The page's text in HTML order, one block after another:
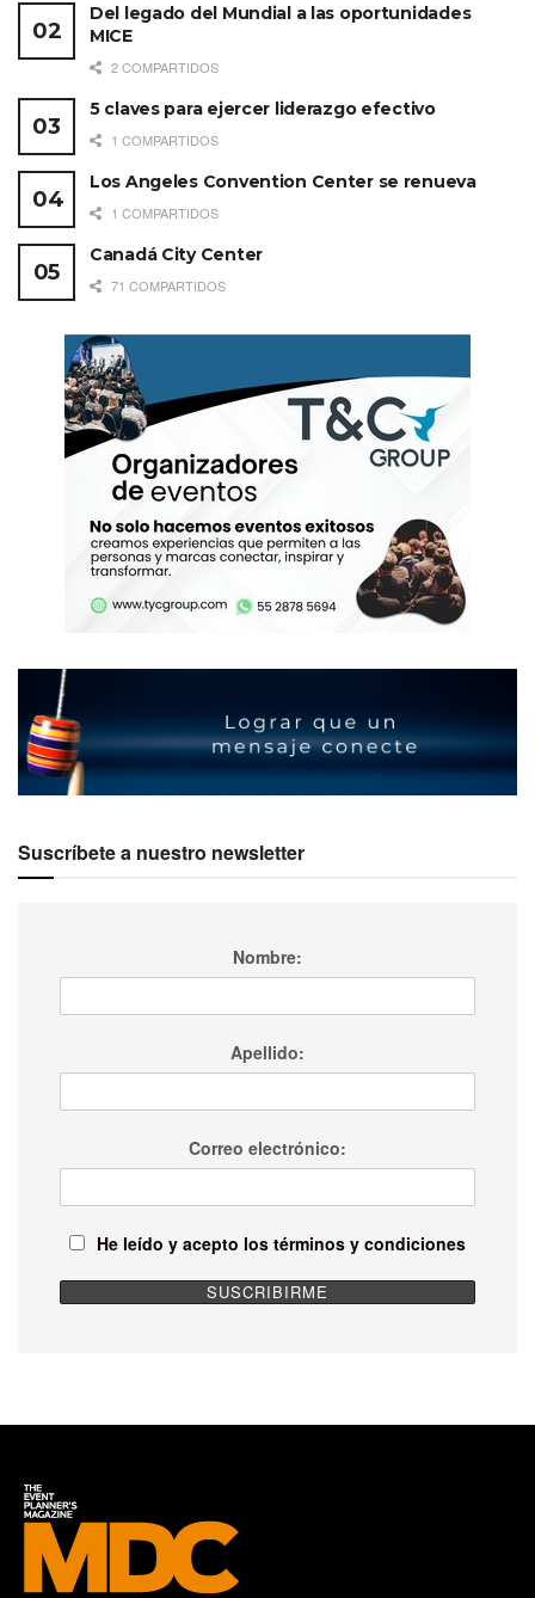
Del legado del Mundial a las oportunidades
MICE
2 COMPARTIDOS
5 claves para ejercer liderazgo efectivo
1 COMPARTIDOS
Los Angeles Convention Center se renueva
1 COMPARTIDOS
Canadá City Center
71 COMPARTIDOS
Suscríbete a nuestro newsletter
Nombre:
Apellido:
Correo electrónico:
He leído y acepto los términos y condiciones